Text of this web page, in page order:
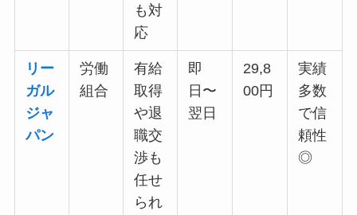
も対
応
リー
ガル
ジャ
パン
労働
組合
有給
取得
や退
職交
渉も
任せ
られ
即
日〜
翌日
29,8
00円
実績
多数
で信
頼性
◎